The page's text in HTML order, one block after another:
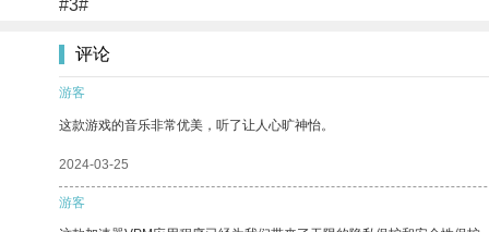
#3#
评论
游客
这款游戏的音乐非常优美，听了让人心旷神怡。
2024-03-25
游客